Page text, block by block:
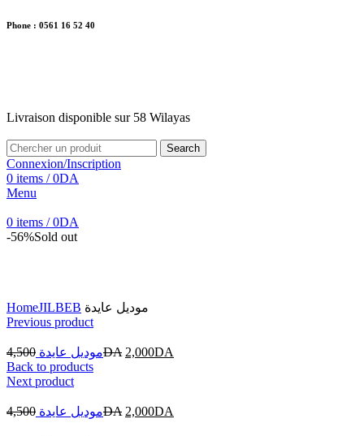
Phone : 0561 16 52 40
Livraison disponible sur 58 Wilayas
Search
Connexion/Inscription
0 items / 0DA
Menu
0 items / 0DA
-56%Sold out
HomeJILBEB موديل عايدة
Previous product
موديل عايدة 4,500 DA 2,000DA
Back to products
Next product
موديل عايدة 4,500 DA 2,000DA